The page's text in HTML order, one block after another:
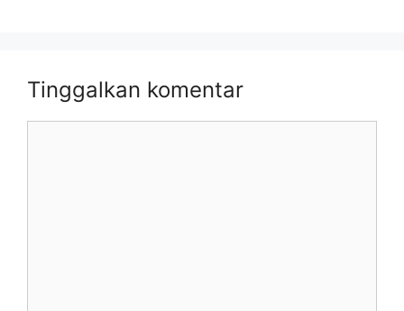
Tinggalkan komentar